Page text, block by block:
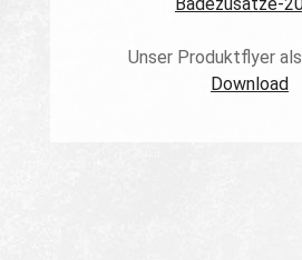
Unser Produktflyer als
Download